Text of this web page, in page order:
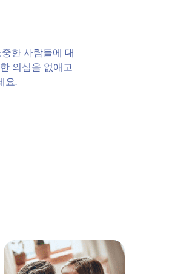
한 사람들에 대
의심을 없애고
요.